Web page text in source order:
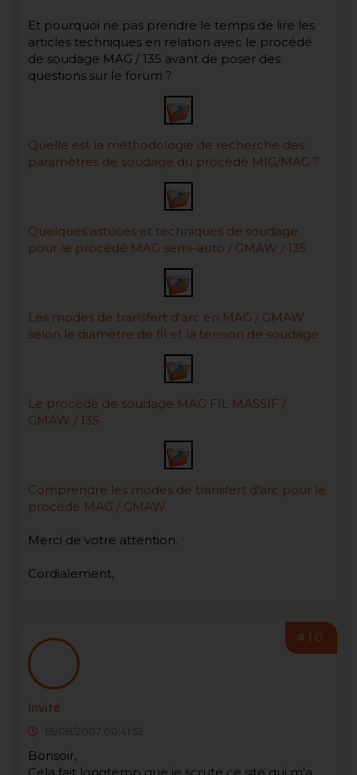
Et pourquoi ne pas prendre le temps de lire les
articles techniques en relation avec le procédé
de soudage MAG / 135 avant de poser des
questions sur le forum ?
Quelle est la méthodologie de recherche des
paramètres de soudage du procédé MIG/MAG ?
Quelques astuces et techniques de soudage
pour le procédé MAG semi-auto / GMAW / 135
Les modes de transfert d'arc en MAG / GMAW
selon le diamètre de fil et la tension de soudage
Le procédé de soudage MAG FIL MASSIF /
GMAW / 135
Comprendre les modes de transfert d'arc pour le
procédé MAG / GMAW
Merci de votre attention.
Cordialement,
#10
Invité
18/08/2007 00:41:52
Bonsoir,